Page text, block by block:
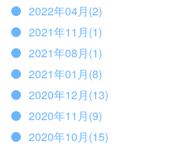
2022年04月(2)
2021年11月(1)
2021年08月(1)
2021年01月(8)
2020年12月(13)
2020年11月(9)
2020年10月(15)